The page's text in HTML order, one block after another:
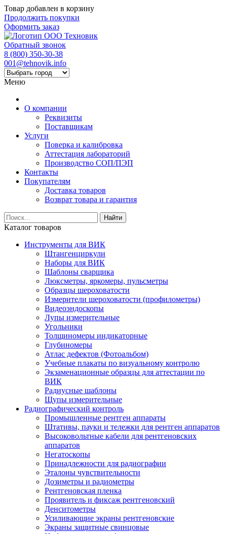
Товар добавлен в корзину
Продолжить покупки
Оформить заказ
Обратный звонок
8 (800) 350-30-38
001@tehnovik.info
Меню
О компании
Реквизиты
Поставщикам
Услуги
Поверка и калибровка
Аттестация лабораторий
Производство СОП/ПЭП
Контакты
Покупателям
Доставка товаров
Возврат товара и гарантия
Найти
Каталог товаров
Инструменты для ВИК
Штангенциркули
Наборы для ВИК
Шаблоны сварщика
Люксметры, яркомеры, пульсметры
Образцы шероховатости
Измерители шероховатости (профилометры)
Видеоэндоскопы
Лупы измерительные
Угольники
Толщиномеры индикаторные
Глубиномеры
Атлас дефектов (Фотоальбом)
Учебные плакаты по визуальному контролю
Экзаменационные образцы для аттестации по
ВИК
Радиусные шаблоны
Щупы измерительные
Радиографический контроль
Промышленные рентген аппараты
Штативы, пауки и тележки для рентген аппаратов
Высоковольтные кабели для рентгеновских
аппаратов
Негатоскопы
Принадлежности для радиографии
Эталоны чувствительности
Дозиметры и радиометры
Рентгеновская пленка
Проявитель и фиксаж рентгеновский
Денситометры
Усиливающие экраны рентгеновские
Экраны защитные свинцовые